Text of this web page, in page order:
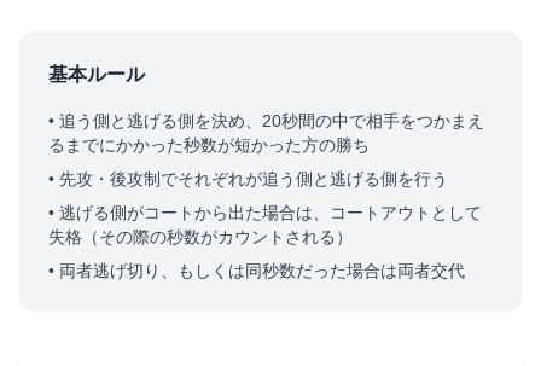
基本ルール
• 追う側と逃げる側を決め、20秒間の中で相手をつかまえ
るまでにかかった秒数が短かった方の勝ち
• 先攻・後攻制でそれぞれが追う側と逃げる側を行う
• 逃げる側がコートから出た場合は、コートアウトとして
失格（その際の秒数がカウントされる）
• 両者逃げ切り、もしくは同秒数だった場合は両者交代